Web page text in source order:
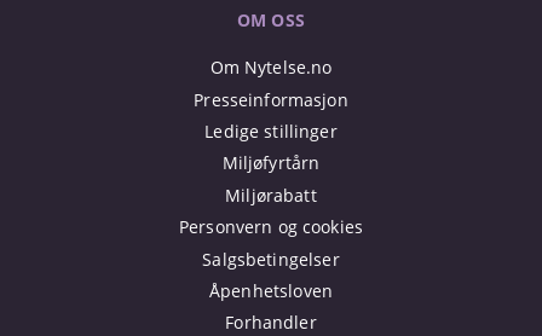
OM OSS
Om Nytelse.no
Presseinformasjon
Ledige stillinger
Miljøfyrtårn
Miljørabatt
Personvern og cookies
Salgsbetingelser
Åpenhetsloven
Forhandler